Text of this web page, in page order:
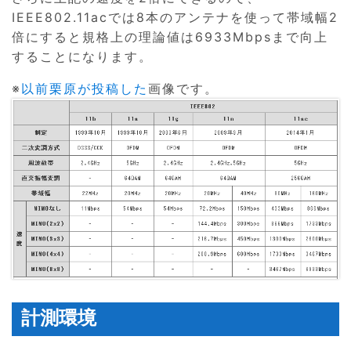
IEEE802.11acでは8本のアンテナを使って帯域幅2
倍にすると規格上の理論値は6933Mbpsまで向上
することになります。
※以前栗原が投稿した 画像です。
計測環境